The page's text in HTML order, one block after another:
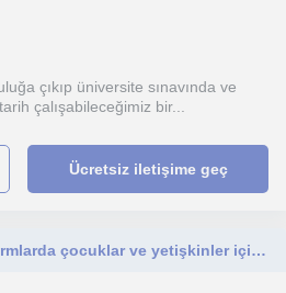
çıkıp üniversite sınavında ve
çalışabileceğimiz bir...
Ücretsiz iletişime geç
Bursa'da ve online platformlarda çocuklar ve yetişkinler için özel ingilizce dersleri sunuyorum. İngiliz Dili ve Edebiyatı mezunu